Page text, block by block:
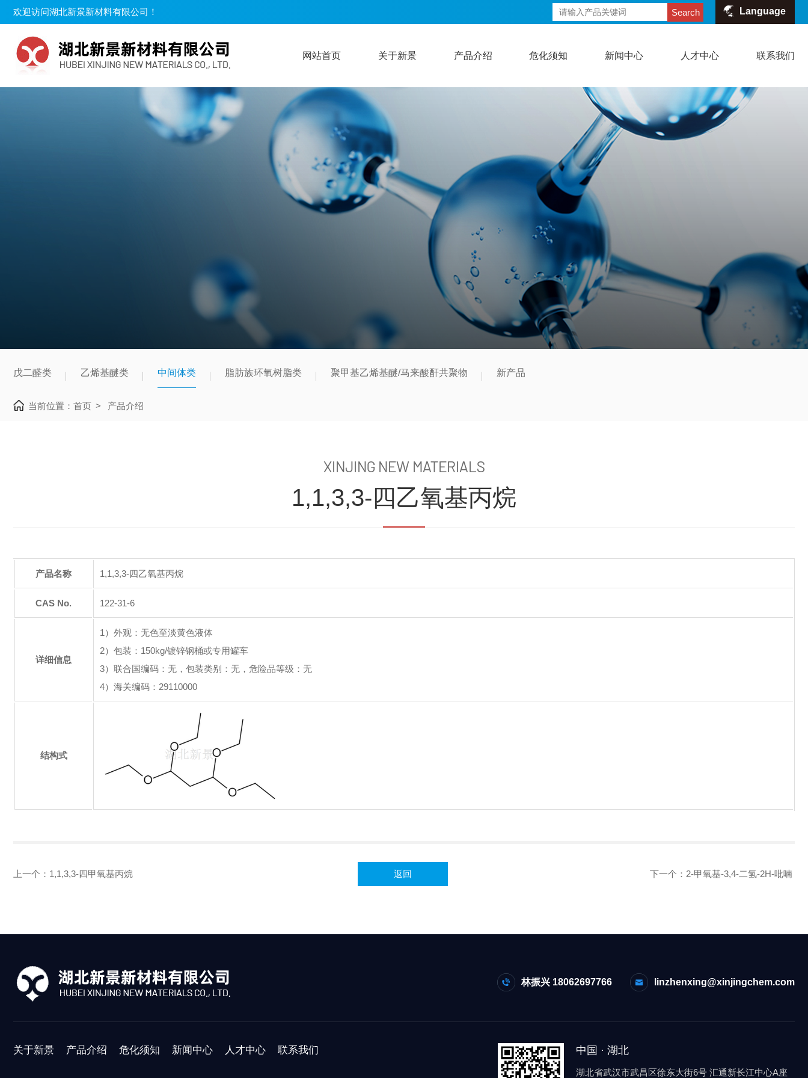
欢迎访问湖北新景新材料有限公司！ Search Language
网站首页 关于新景 产品介绍 危化须知 新闻中心 人才中心 联系我们
戊二醛类 乙烯基醚类 中间体类 脂肪族环氧树脂类 聚甲基乙烯基醚/马来酸酐共聚物 新产品
当前位置： 首页 > 产品介绍
XINJING NEW MATERIALS
1,1,3,3-四乙氧基丙烷
产品名称 1,1,3,3-四乙氧基丙烷
CAS No. 122-31-6
详细信息
1）外观：无色至淡黄色液体
2）包装：150kg/镀锌钢桶或专用罐车
3）联合国编码：无，包装类别：无，危险品等级：无
4）海关编码：29110000
结构式
上一个： 1,1,3,3-四甲氧基丙烷 返回 下一个： 2-甲氧基-3,4-二氢-2H-吡喃
林振兴 18062697766 linzhenxing@xinjingchem.com
关于新景 产品介绍 危化须知 新闻中心 人才中心 联系我们 中国 · 湖北
湖北省武汉市武昌区徐东大街6号 汇通新长江中心A座